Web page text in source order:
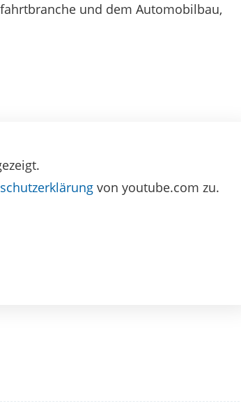
und dem Automobilbau,
von youtube.com zu.